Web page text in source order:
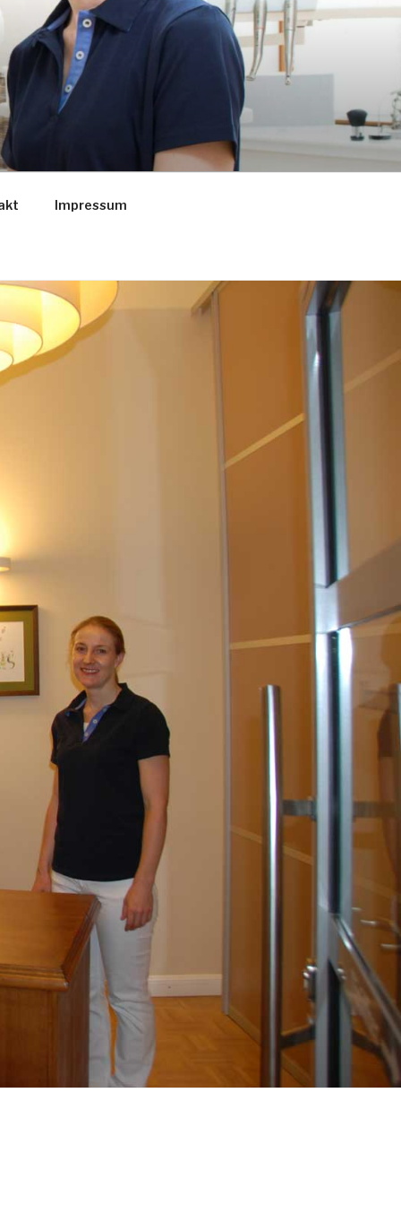
Impressum